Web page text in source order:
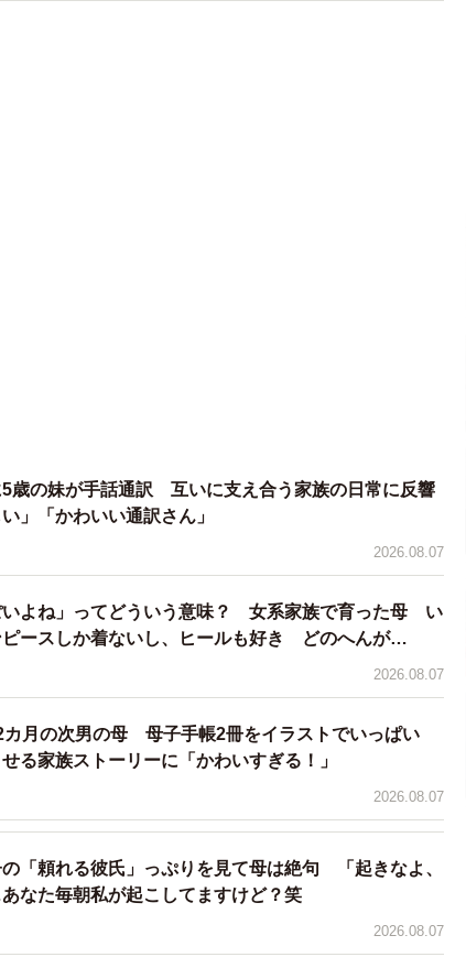
歳の妹が手話通訳 互いに支え合う家族の日常に反響
」「かわいい通訳さん」
2026.08.07
いよね」ってどういう意味？ 女系家族で育った母 い
ピースしか着ないし、ヒールも好き どのへんが…
2026.08.07
カ月の次男の母 母子手帳2冊をイラストでいっぱい
る家族ストーリーに「かわいすぎる！」
2026.08.07
の「頼れる彼氏」っぷりを見て母は絶句 「起きなよ、
なた毎朝私が起こしてますけど？笑
2026.08.07